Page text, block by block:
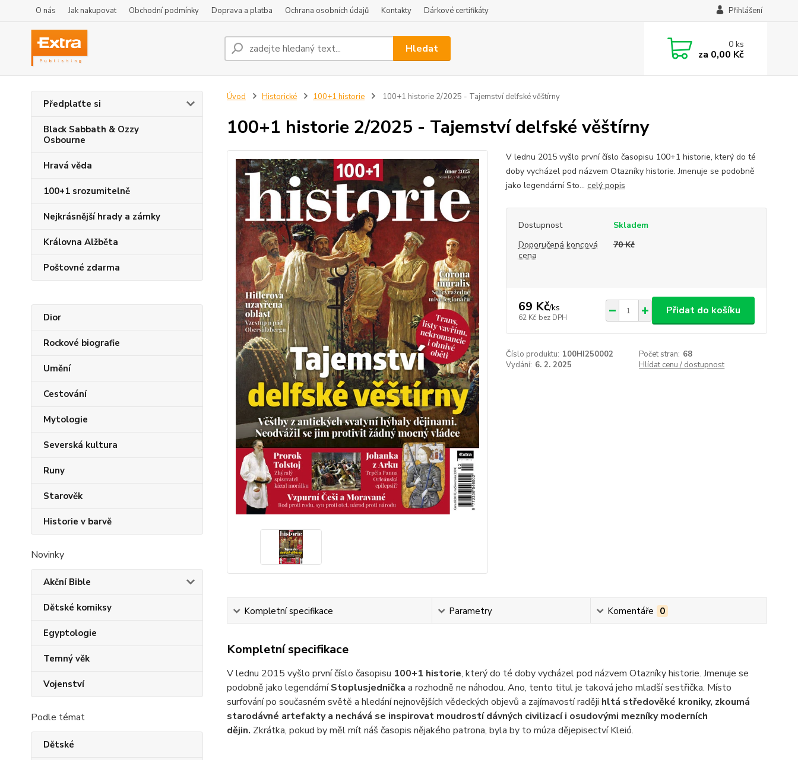
O nás Jak nakupovat Obchodní podmínky Doprava a platba Ochrana osobních údajů Kontakty Dárkové certifikáty Přihlášení
Hledat 0ks
za 0,00 Kč
Předplaťte si
Black Sabbath & Ozzy
Osbourne
Hravá věda
100+1 srozumitelně
Nejkrásnější hrady a zámky
Královna Alžběta
Poštovné zdarma
Dior
Rockové biografie
Umění
Cestování
Mytologie
Severská kultura
Runy
Starověk
Historie v barvě
Novinky
Akční Bible
Dětské komiksy
Egyptologie
Temný věk
Vojenství
Podle témat
Dětské
Úvod Historické 100+1 historie 100+1 historie 2/2025 - Tajemství delfské věštírny
100+1 historie 2/2025 - Tajemství delfské věštírny
V lednu 2015 vyšlo první číslo časopisu 100+1 historie, který do té
doby vycházel pod názvem Otazníky historie. Jmenuje se podobně
jako legendární Sto... celý popis
Dostupnost
Skladem
Doporučená koncová
cena
70 Kč
69 Kč/ks
62 Kč bez DPH
Přidat do košíku
Číslo produktu: 100HI250002 Počet stran: 68
Vydání: 6. 2. 2025 Hlídat cenu / dostupnost
Kompletní specifikace Parametry Komentáře 0
Kompletní specifikace
V lednu 2015 vyšlo první číslo časopisu 100+1 historie, který do té doby vycházel pod názvem Otazníky historie. Jmenuje se
podobně jako legendárníStoplusjednička a rozhodně ne náhodou. Ano, tento titul je taková jeho mladší sestřička. Místo
surfování po současném světě a hledání nejnovějších vědeckých objevů a zajímavostí raději hltá středověké kroniky, zkoumá
starodávné artefakty a nechává se inspirovat moudrostí dávných civilizací i osudovými mezníky moderních
dějin. Zkrátka, pokud by měl mít náš časopis nějakého patrona, byla by to múza dějepisectví Kleió.